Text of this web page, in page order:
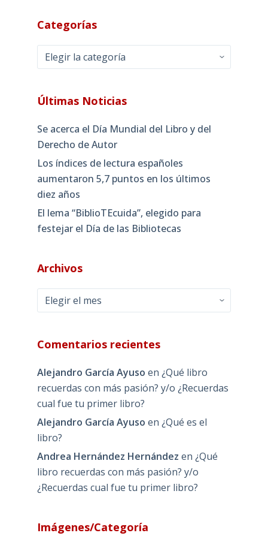
Categorías
Categorías
Últimas Noticias
Se acerca el Día Mundial del Libro y del
Derecho de Autor
Los índices de lectura españoles
aumentaron 5,7 puntos en los últimos
diez años
El lema “BiblioTEcuida”, elegido para
festejar el Día de las Bibliotecas
Archivos
Archivos
Comentarios recientes
Alejandro García Ayuso en ¿Qué libro
recuerdas con más pasión? y/o ¿Recuerdas
cual fue tu primer libro?
Alejandro García Ayuso en ¿Qué es el
libro?
Andrea Hernández Hernández en ¿Qué
libro recuerdas con más pasión? y/o
¿Recuerdas cual fue tu primer libro?
Imágenes/Categoría